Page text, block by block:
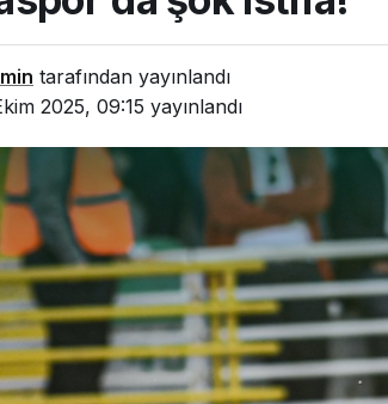
tarafından yayınlandı
2025, 09:15 yayınlandı